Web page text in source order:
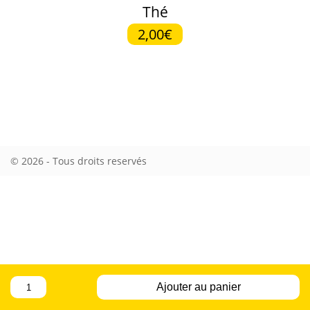
Thé
2,00€
quantité
de
Thé
Ajouter au panier
© 2026 - Tous droits reservés